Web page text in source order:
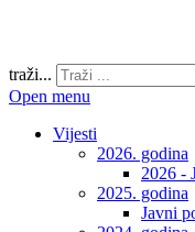
traži...
Open menu
Vijesti
2026. godina
2026 -
2025. godina
Javni